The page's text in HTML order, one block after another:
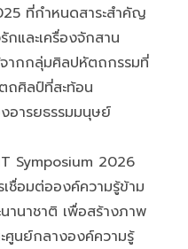
ที่กำหนดสาระสำคัญ
กและเครื่องจักสาน
ากกลุ่มศิลปหัตถกรรมที่
ศิลป์ที่สะท้อน
ารยธรรมมนุษย์
Symposium 2026
ชื่อมต่อองค์ความรู้ข้าม
านาชาติ เพื่อสร้างภาพ
ศูนย์กลางองค์ความรู้